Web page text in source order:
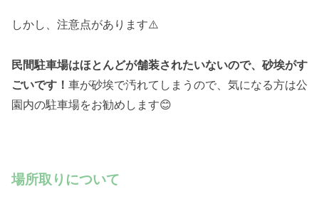
しかし、注意点があります⚠️
民間駐車場はほとんどが舗装されたいないので、砂埃がす
ごいです！ 車が砂埃で汚れてしまうので、気になる方は公
園内の駐車場をお勧めします😊
場所取りについて